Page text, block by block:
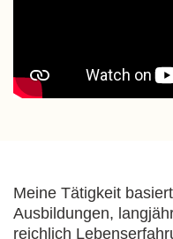
Meine Tätigkeit
Ausbildungen,
reichlich